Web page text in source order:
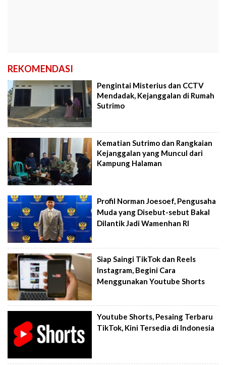
REKOMENDASI
Pengintai Misterius dan CCTV
Mendadak, Kejanggalan di Rumah
Sutrimo
Kematian Sutrimo dan Rangkaian
Kejanggalan yang Muncul dari
Kampung Halaman
Profil Norman Joesoef, Pengusaha
Muda yang Disebut-sebut Bakal
Dilantik Jadi Wamenhan RI
Siap Saingi TikTok dan Reels
Instagram, Begini Cara
Menggunakan Youtube Shorts
Youtube Shorts, Pesaing Terbaru
TikTok, Kini Tersedia di Indonesia